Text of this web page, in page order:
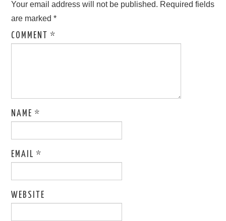
Your email address will not be published. Required fields
are marked*
COMMENT*
NAME*
EMAIL*
WEBSITE